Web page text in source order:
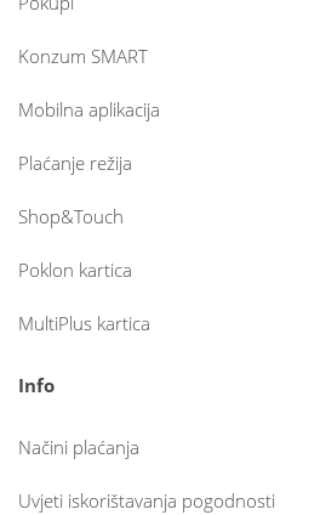
Konzum SMART
Mobilna aplikacija
Plaćanje režija
Shop&Touch
Poklon kartica
MultiPlus kartica
Info
Načini plaćanja
Uvjeti iskorištavanja pogodnosti